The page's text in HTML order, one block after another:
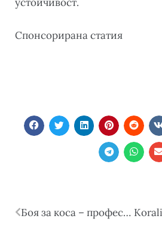
Спонсорирана статия
Боя за коса – професионалният избор за дълготраен цвят и здрава коса